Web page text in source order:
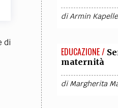
di
diArmin
EDUCAZIONE /
maternità
diMargherita